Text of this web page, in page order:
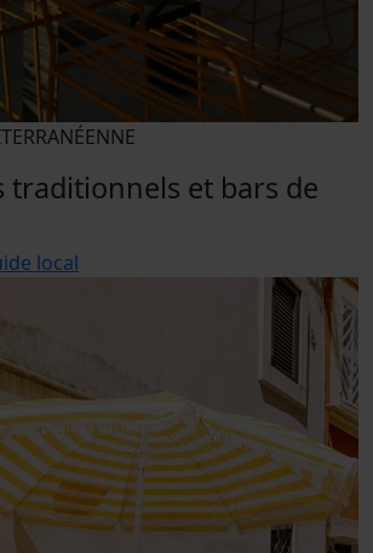
traditionnels et bars de
local